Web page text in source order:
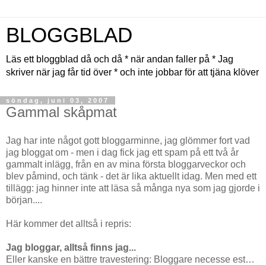
BLOGGBLAD
Läs ett bloggblad då och då * när andan faller på * Jag
skriver när jag får tid över * och inte jobbar för att tjäna klöver
söndag, juni 03, 2007
Gammal skåpmat
Jag har inte något gott bloggarminne, jag glömmer fort vad
jag bloggat om - men i dag fick jag ett spam på ett två år
gammalt inlägg, från en av mina första bloggarveckor och
blev påmind, och tänk - det är lika aktuellt idag. Men med ett
tillägg: jag hinner inte att läsa så många nya som jag gjorde i
början....
Här kommer det alltså i repris:
Jag bloggar, alltså finns jag...
Eller kanske en bättre travestering: Bloggare necesse est…